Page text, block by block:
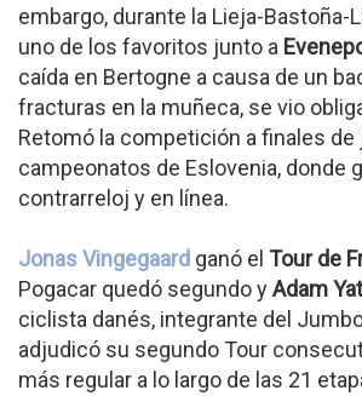
embargo, durante la Lieja-Bastoña-
uno de los favoritos junto a
caída en Bertogne a causa de un
fracturas en la muñeca, se vio
Retomó la competición a finales de
campeonatos de Eslovenia, donde
contrarreloj y en línea.
Jonas Vingegaard ganó el Tour de
Pogacar quedó segundo yAdam
ciclista danés, integrante del
adjudicó su segundo Tour
más regular a lo largo de las 21